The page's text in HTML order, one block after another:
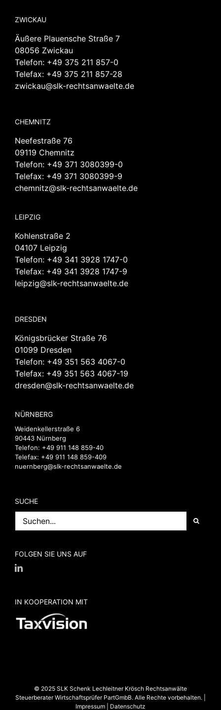
ZWICKAU
Äußere Plauensche Straße 7
08056 Zwickau
Telefon: +49 375 211 857-0
Telefax: +49 375 211 857-28
zwickau@slk-rechtsanwaelte.de
CHEMNITZ
Neefestraße 76
09119 Chemnitz
Telefon: +49 371 3080399-0
Telefax: +49 371 3080399-9
chemnitz@slk-rechtsanwaelte.de
LEIPZIG
Kohlenstraße 2
04107 Leipzig
Telefon: +49 341 3928 1747-0
Telefax: +49 341 3928 1747-9
leipzig@slk-rechtsanwaelte.de
DRESDEN
Königsbrücker Straße 76
01099 Dresden
Telefon: +49 351 563 4067-0
Telefax: +49 351 563 4067-19
dresden@slk-rechtsanwaelte.de
NÜRNBERG
Weidenkellerstraße 6
90443 Nürnberg
Telefon: +49 911 148 859-40
Telefax: +49 911 148 859-409
nuernberg@slk-rechtsanwaelte.de
SUCHE
nach:
FOLGEN SIE UNS AUF
IN KOOPERATION MIT
© 2025 SLK Schenk Lechleitner Krösch Rechtsanwälte
Steuerberater Wirtschaftsprüfer PartGmbB. Alle Rechte vorbehalten. |
Impressum
Datenschutz